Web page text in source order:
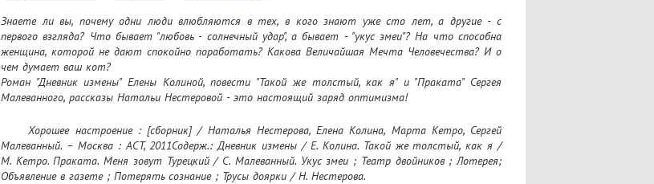
Знаете ли вы, почему одни люди влюбляются в тех, в кого знают уже сто лет, а другие - с
первого взгляда? Что бывает "любовь - солнечный удар", а бывает - "укус змеи"? На что способна
женщина, которой не дают спокойно поработать? Какова Величайшая Мечта Человечества? И о
чем думает ваш кот?
Роман "Дневник измены" Елены Колиной, повести "Такой же толстый, как я" и "Праката" Сергея
Малеванного, рассказы Натальи Нестеровой - это настоящий заряд оптимизма!
	Хорошее настроение : [сборник] / Наталья Нестерова, Елена Колина, Марта Кетро, Сергей
Малеванный. – Москва : АСТ, 2011Содерж.: Дневник измены / Е. Колина. Такой же толстый, как я /
М. Кетро. Праката. Меня зовут Турецкий / С. Малеванный. Укус змеи ; Театр двойников ; Лотерея;
Объявление в газете ; Потерять сознание ; Трусы доярки / Н. Нестерова.